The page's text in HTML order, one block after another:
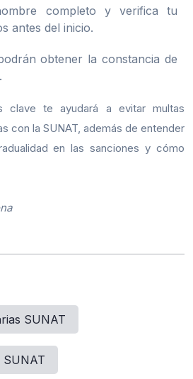
completo y verifica tu
antes del inicio.
obtener la constancia de
clave te ayudará a evitar multas
con la SUNAT, además de entender
en las sanciones y cómo
SUNAT
SUNAT